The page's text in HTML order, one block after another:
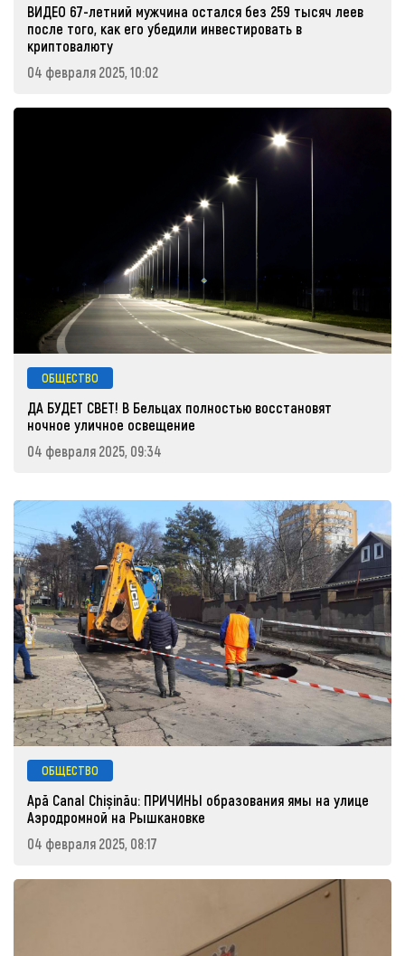
ВИДЕО 67-летний мужчина остался без 259 тысяч леев
после того, как его убедили инвестировать в
криптовалюту
04 февраля 2025, 10:02
ОБЩЕСТВО
ДА БУДЕТ СВЕТ! В Бельцах полностью восстановят
ночное уличное освещение
04 февраля 2025, 09:34
ОБЩЕСТВО
Apă Canal Chișinău: ПРИЧИНЫ образования ямы на улице
Аэродромной на Рышкановке
04 февраля 2025, 08:17